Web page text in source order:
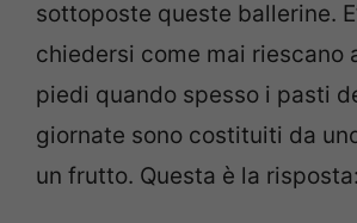
sottoposte queste ballerine.
chiedersi come mai riescano
piedi quando spesso i pasti
giornate sono costituiti da
un frutto. Questa è la